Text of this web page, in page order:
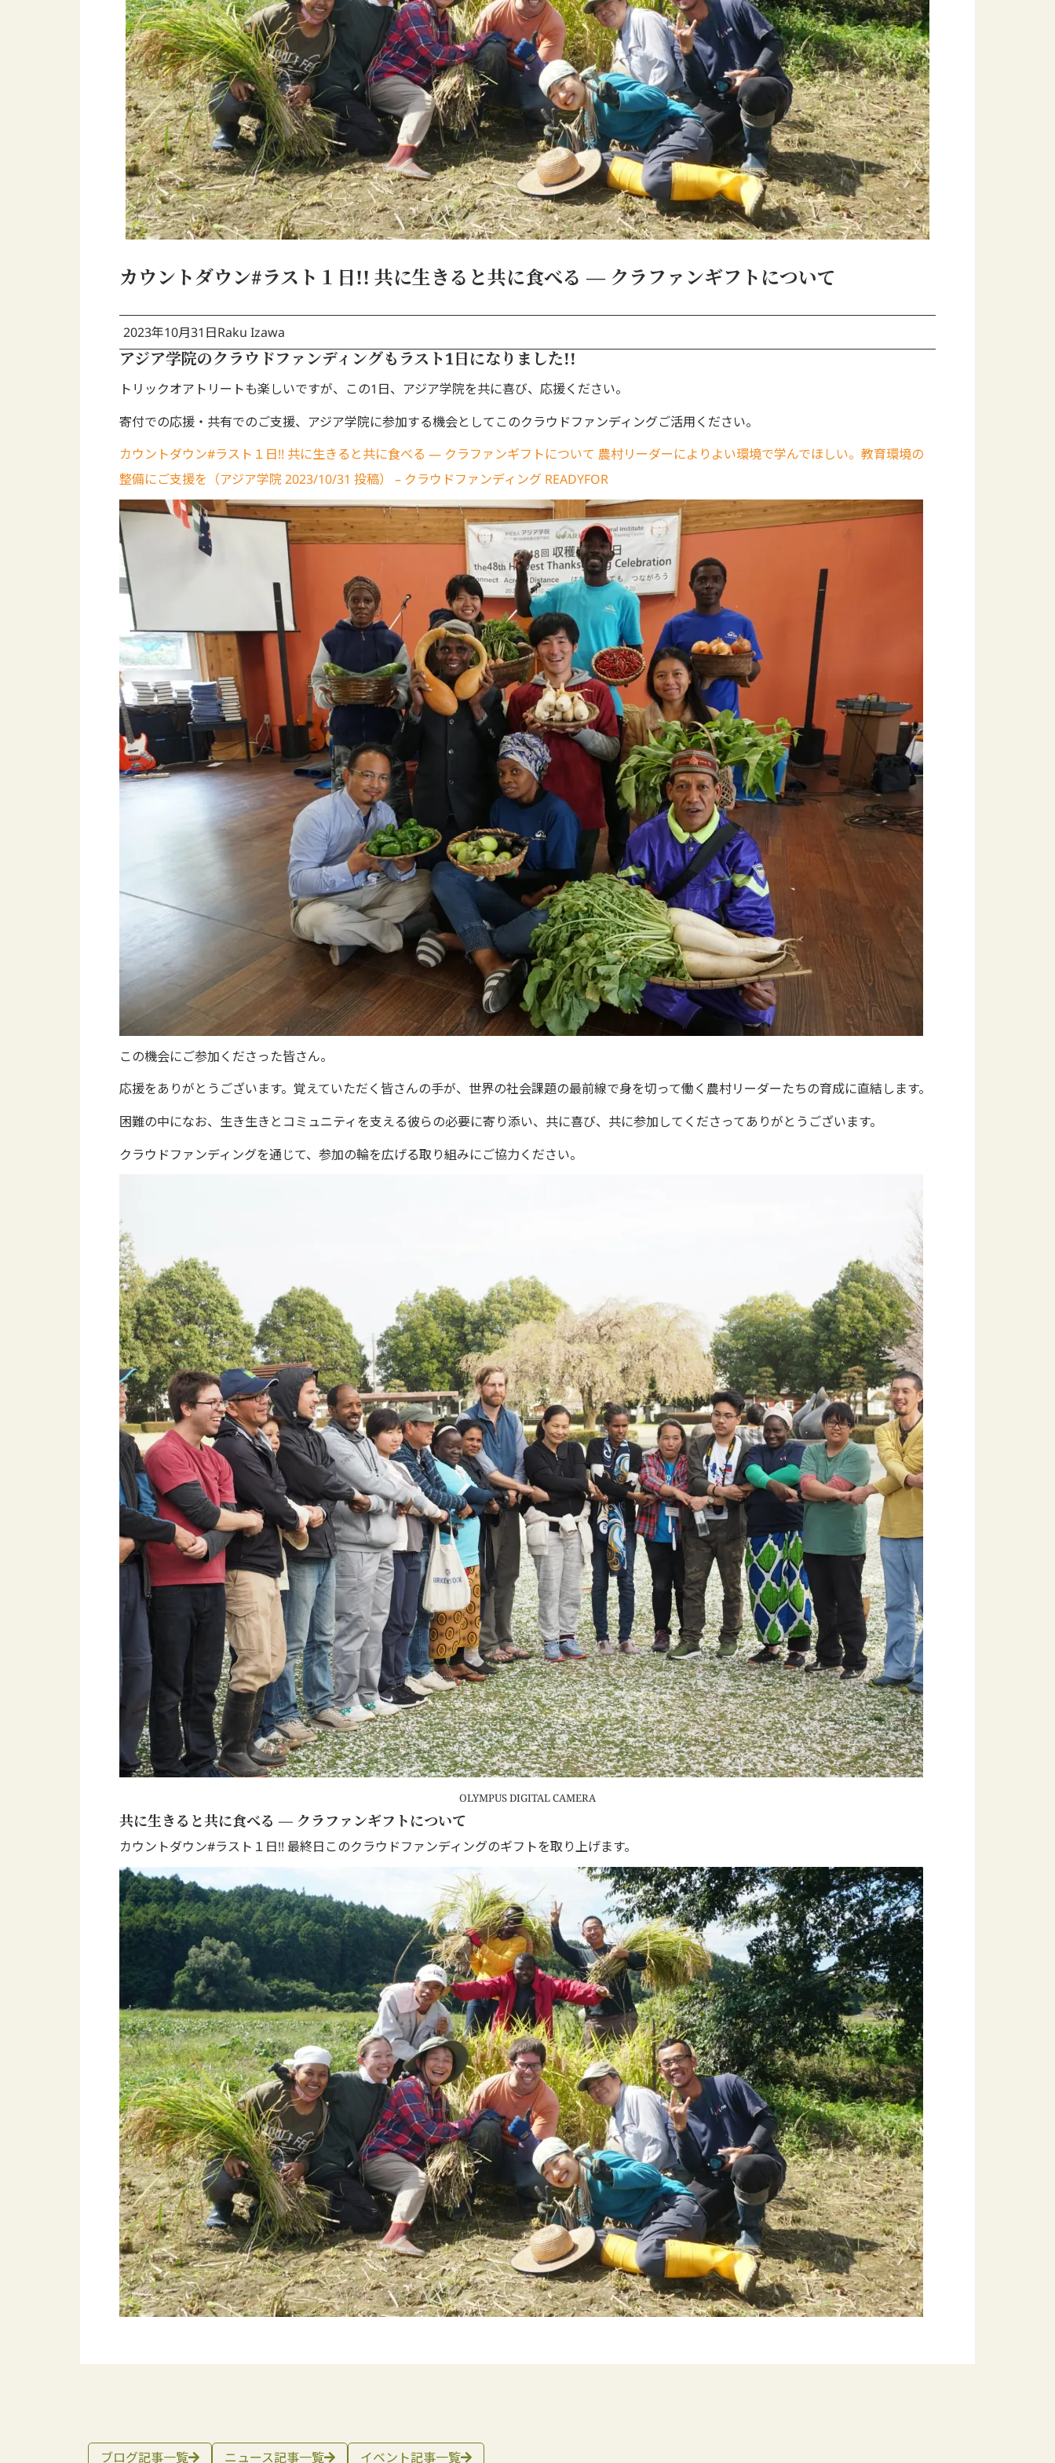
カウントダウン#ラスト１日!! 共に生きると共に食べる ― クラファンギフトについて
2023年10月31日Raku Izawa
アジア学院のクラウドファンディングもラスト1日になりました!!
トリックオアトリートも楽しいですが、この1日、アジア学院を共に喜び、応援ください。
寄付での応援・共有でのご支援、アジア学院に参加する機会としてこのクラウドファンディングご活用ください。
カウントダウン#ラスト１日!! 共に生きると共に食べる ― クラファンギフトについて 農村リーダーによりよい環境で学んでほしい。教育環境の
整備にご支援を（アジア学院 2023/10/31 投稿） – クラウドファンディング READYFOR
この機会にご参加くださった皆さん。
応援をありがとうございます。覚えていただく皆さんの手が、世界の社会課題の最前線で身を切って働く農村リーダーたちの育成に直結します。
困難の中になお、生き生きとコミュニティを支える彼らの必要に寄り添い、共に喜び、共に参加してくださってありがとうございます。
クラウドファンディングを通じて、参加の輪を広げる取り組みにご協力ください。
OLYMPUS DIGITAL CAMERA
共に生きると共に食べる ― クラファンギフトについて
カウントダウン#ラスト１日!! 最終日このクラウドファンディングのギフトを取り上げます。
ブログ記事一覧 ニュース記事一覧 イベント記事一覧